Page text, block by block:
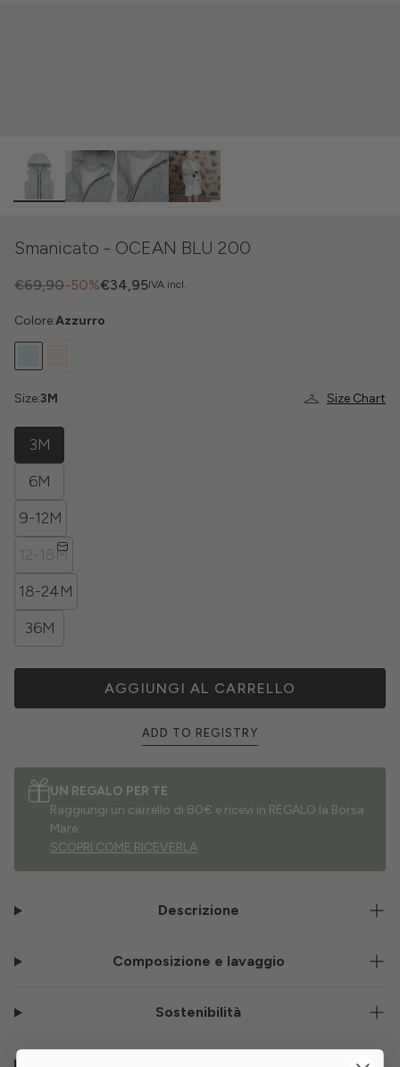
Smanicato - OCEAN BLU 200
IVA incl.
-50%
€69,90 €34,95
Colore:Azzurro
Size Chart
Size:3M
3M
6M
9-12M
12-18M
18-24M
36M
AGGIUNGI AL CARRELLO
ADD TO REGISTRY
UN REGALO PER TE
Raggiungi un carrello di 80€ e ricevi in REGALO la Borsa
Mare.
SCOPRI COME RICEVERLA
Descrizione
Composizione e lavaggio
Sostenibilità